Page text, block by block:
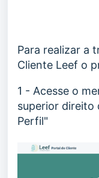
Para realizar a
Cliente Leef o
1 - Acesse o
superior direito
Perfil"